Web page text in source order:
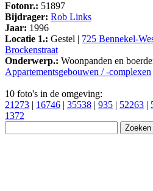
Fotonr.: 51897
Bijdrager: Rob Links
Jaar: 1996
Locatie 1.: Gestel | 725 Bennekel-
Brockenstraat
Onderwerp.: Woonpanden en
Appartementsgebouwen / -complexen
10 foto's in de omgeving:
21273 | 16746 | 35538 | 935 | 52263 |
1372